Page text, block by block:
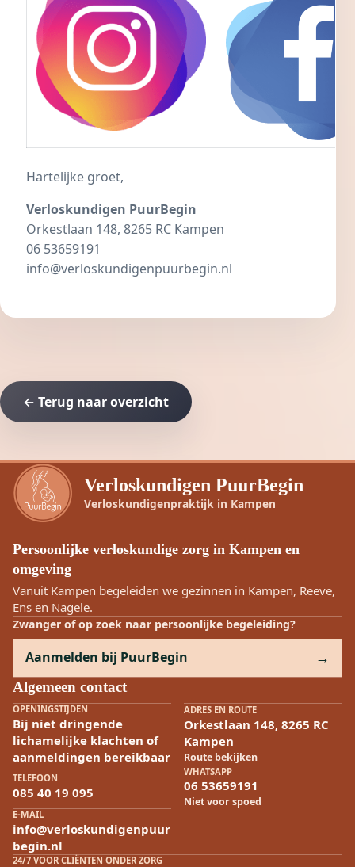
Hartelijke groet,
Verloskundigen PuurBegin
Orkestlaan 148, 8265 RC Kampen
06 53659191
info@verloskundigenpuurbegin.nl
← Terug naar overzicht
Verloskundigen PuurBegin
Verloskundigenpraktijk in Kampen
Persoonlijke verloskundige zorg in Kampen en
omgeving
Vanuit Kampen begeleiden we gezinnen in Kampen, Reeve,
Ens en Nagele.
Zwanger of op zoek naar persoonlijke begeleiding?
Aanmelden bij PuurBegin
Algemeen contact
OPENINGSTIJDEN
Bij niet dringende
lichamelijke klachten of
aanmeldingen bereikbaar
ADRES EN ROUTE
Orkestlaan 148, 8265 RC
Kampen
Route bekijken
TELEFOON
085 40 19 095
WHATSAPP
06 53659191
Niet voor spoed
E-MAIL
info@verloskundigenpuur
begin.nl
24/7 VOOR CLIËNTEN ONDER ZORG